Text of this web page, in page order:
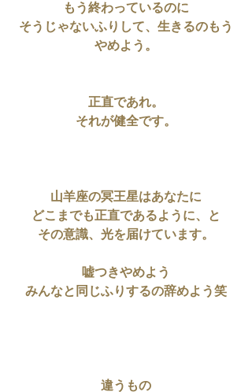
もう終わっているのに
そうじゃないふりして、生きるのもう
やめよう。
正直であれ。
それが健全です。
山羊座の冥王星はあなたに
どこまでも正直であるように、と
その意識、光を届けています。
嘘つきやめよう
みんなと同じふりするの辞めよう笑
違うもの